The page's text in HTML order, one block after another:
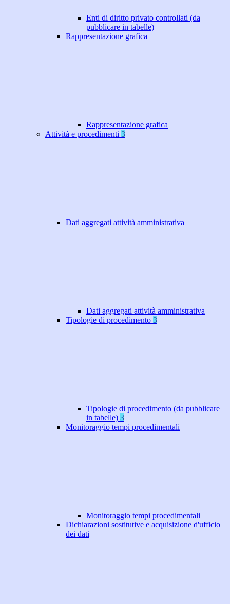
Enti di diritto privato controllati (da
pubblicare in tabelle)
Rappresentazione grafica
Rappresentazione grafica
Attività e procedimenti 3
Dati aggregati attività amministrativa
Dati aggregati attività amministrativa
Tipologie di procedimento 3
Tipologie di procedimento (da pubblicare
in tabelle) 3
Monitoraggio tempi procedimentali
Monitoraggio tempi procedimentali
Dichiarazioni sostitutive e acquisizione d'ufficio
dei dati